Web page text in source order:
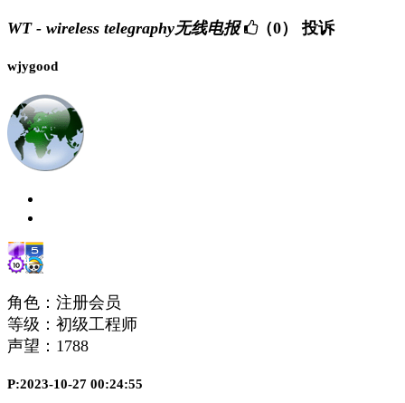
WT - wireless telegraphy无线电报 （0） 投诉
wjygood
角色：注册会员
等级：初级工程师
声望： 1788
P:2023-10-27 00:24:55